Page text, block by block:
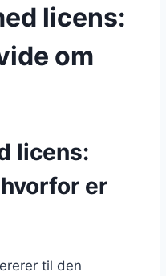
licens:
om
licens:
er
til den